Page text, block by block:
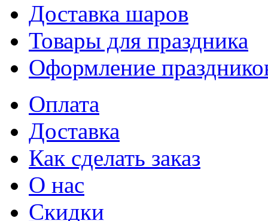
Доставка шаров
Товары для праздника
Оформление
Оплата
Доставка
Как сделать заказ
О нас
Скидки